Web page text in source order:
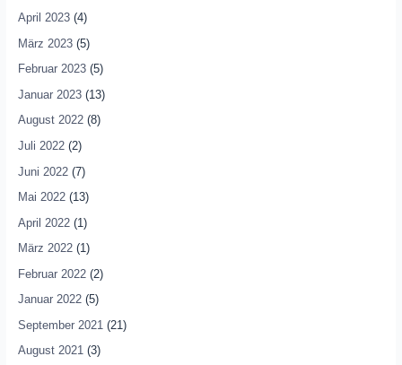
April 2023(4)
März 2023(5)
Februar 2023(5)
Januar 2023(13)
August 2022(8)
Juli 2022(2)
Juni 2022(7)
Mai 2022(13)
April 2022(1)
März 2022(1)
Februar 2022(2)
Januar 2022(5)
September 2021 (21)
August 2021(3)